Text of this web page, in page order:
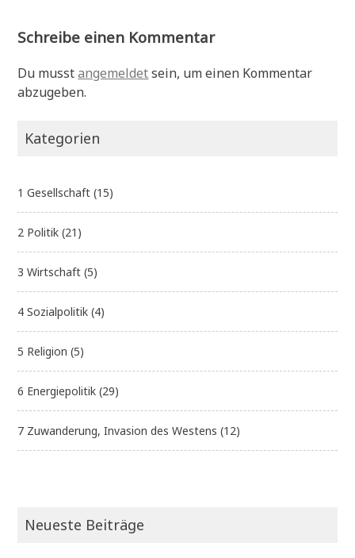
Schreibe einen Kommentar
Du musstangemeldetsein, um einen Kommentar
abzugeben.
Kategorien
1 Gesellschaft (15)
2 Politik (21)
3 Wirtschaft (5)
4 Sozialpolitik (4)
5 Religion (5)
6 Energiepolitik (29)
7 Zuwanderung, Invasion des Westens (12)
Neueste Beiträge